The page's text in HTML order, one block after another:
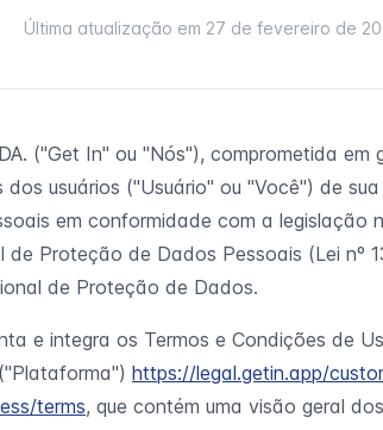
Última atualização em 27 de fevereiro de
("Get In" ou "Nós"), comprometida
usuários ("Usuário" ou "Você") de
em conformidade com a legislação
de Proteção de Dados Pessoais (Lei nº
de Proteção de Dados.
e integra os Termos e Condições de
https://legal.getin.app/
terms, que contém uma visão geral